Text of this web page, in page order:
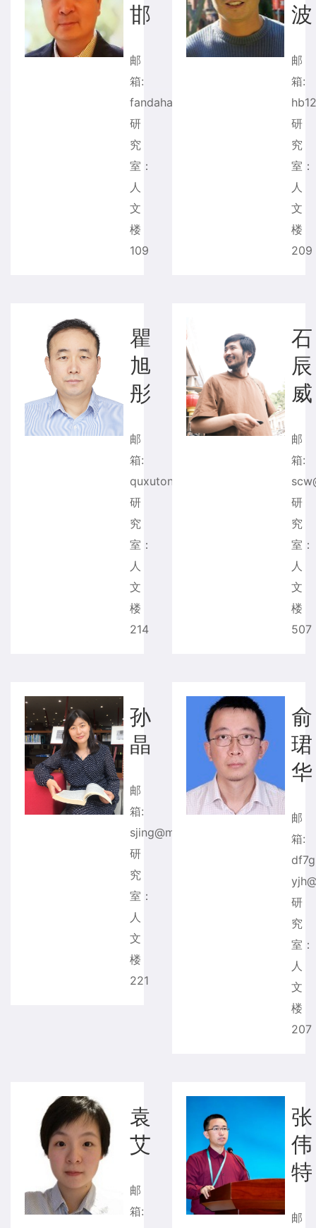
邯
邮
箱:
fandahan@tsinghua.edu.cn
研
究
室：
人
文
楼
109
波
箱:
研
究
室：
人
文
楼
209
瞿
旭
彤
邮
箱:
quxutong@mail.tsinghua.edu.cn。
研
究
室：
人
文
楼
214
石
辰
威
箱:
研
究
室：
人
文
楼
507
孙
晶
邮
箱:
sjing@mail.tsinghua.edu.cn
研
究
室：
人
文
楼
221
俞
珺
华
箱:
研
究
室：
人
文
楼
207
袁
艾
邮
箱:
张
伟
特